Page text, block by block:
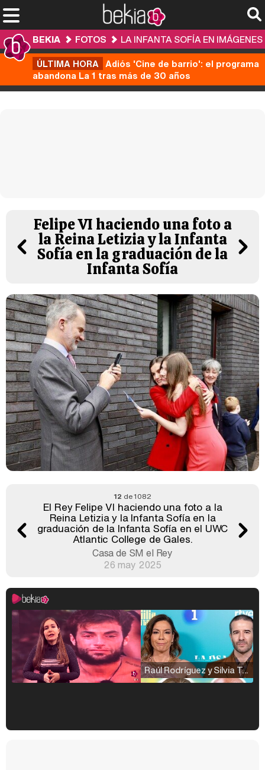
BEKIA FOTOS
LA INFANTA SOFÍA EN IMÁGENES
ÚLTIMA HORA Adiós 'Cine de barrio': el programa
abandona La 1 tras más de 30 años
Felipe VI haciendo una foto a
la Reina Letizia y la Infanta
Sofía en la graduación de la
Infanta Sofía
12 de 1082
El Rey Felipe VI haciendo una foto a la
Reina Letizia y la Infanta Sofía en la
graduación de la Infanta Sofía en el UWC
Atlantic College de Gales.
Casa de SM el Rey
26 may 2025
Raúl Rodríguez y Silvia Taulés nos cuentan su papel en 'La familia de la tele'